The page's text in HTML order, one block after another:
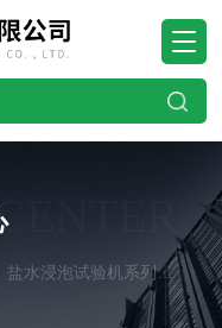
盐水浸泡试验机系列 封